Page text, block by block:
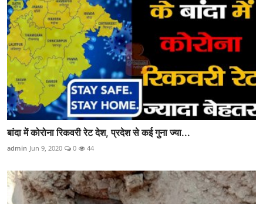
बांदा में कोरोना रिकवरी रेट देश, प्रदेश से कई गुना ज्या...
admin Jun 9, 2020 0 44